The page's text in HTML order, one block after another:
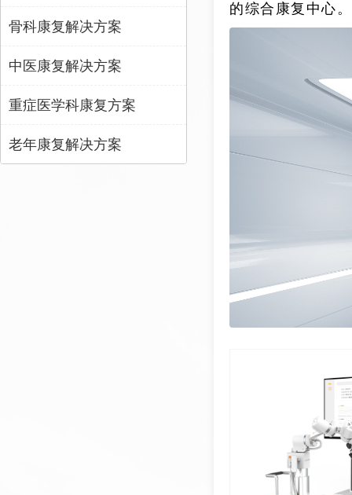
骨科康复解决方案
中医康复解决方案
重症医学科康复方案
老年康复解决方案
的综合康复中心。